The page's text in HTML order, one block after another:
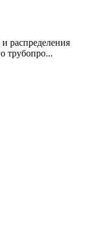
распределения
трубопро...